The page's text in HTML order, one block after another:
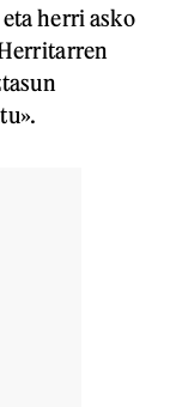
herri asko